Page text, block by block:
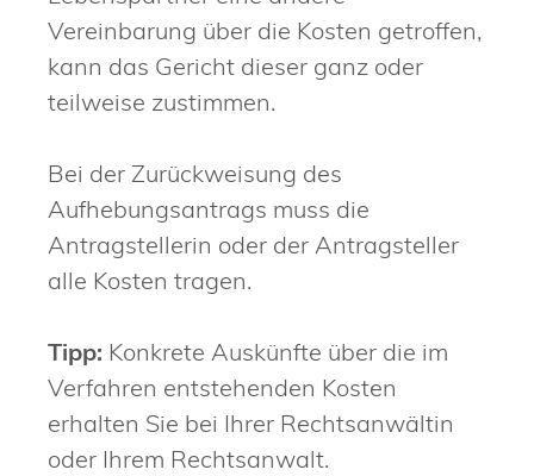
Vereinbarung über die Kosten getroffen,
kann das Gericht dieser ganz oder
teilweise zustimmen.
Bei der Zurückweisung des
Aufhebungsantrags muss die
Antragstellerin oder der Antragsteller
alle Kosten tragen.
Tipp: Konkrete Auskünfte über die im
Verfahren entstehenden Kosten
erhalten Sie bei Ihrer Rechtsanwältin
oder Ihrem Rechtsanwalt.